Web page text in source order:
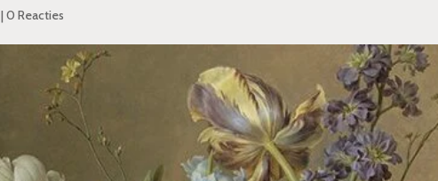
|0 Reacties